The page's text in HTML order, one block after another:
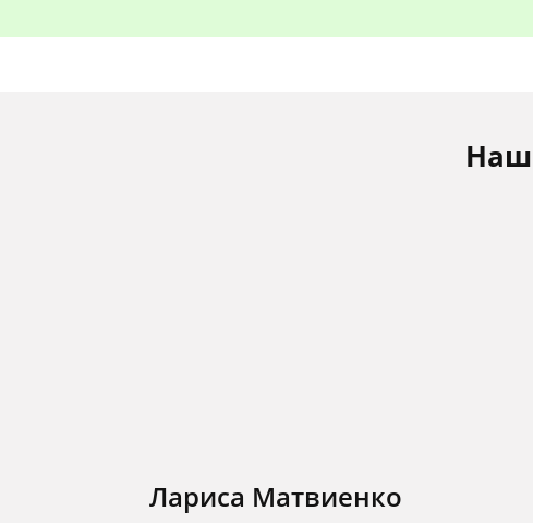
Лариса Матвиенко